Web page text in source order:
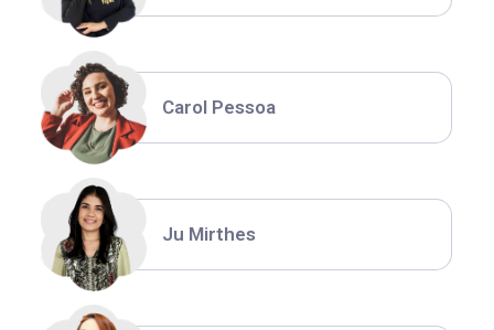
Carol Pessoa
Ju Mirthes